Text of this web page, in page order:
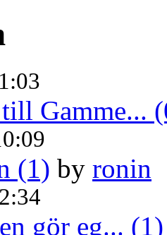
Gamme...
(1) by ronin
gör eg... (1)